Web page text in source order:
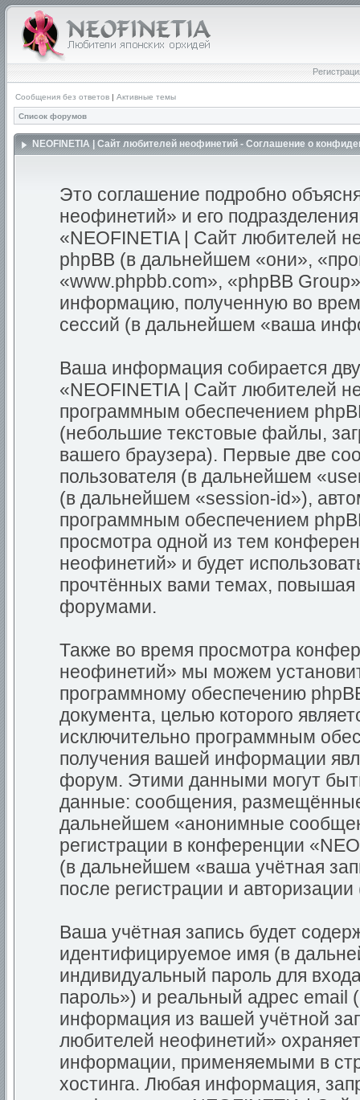
Сообщения без ответов | Активные темы
Список форумов
NEOFINETIA | Сайт любителей неофинетий - Соглашение о
Это соглашение подробно
неофинетий» и его
«NEOFINETIA | Сайт любителей
phpBB (в дальнейшем «они»,
«www.phpbb.com», «phpBB
информацию, полученную во
сессий (в дальнейшем «ваша
Ваша информация собирается
«NEOFINETIA | Сайт любителей
программным обеспечением
(небольшие текстовые файлы,
вашего браузера). Первые две
пользователя (в дальнейшем
(в дальнейшем «session-id»),
программным обеспечением
просмотра одной из тем
неофинетий» и будет
прочтённых вами темах,
форумами.
Также во время просмотра
неофинетий» мы можем
программному обеспечению
документа, целью которого
исключительно программным
получения вашей информации
форум. Этими данными могут
данные: сообщения,
дальнейшем «анонимные
регистрации в конференции
(в дальнейшем «ваша учётная
после регистрации и
Ваша учётная запись будет
идентифицируемое имя (в
индивидуальный пароль для
пароль») и реальный адрес
информация из вашей учётной
любителей неофинетий»
информации, применяемыми в
хостинга. Любая информация,